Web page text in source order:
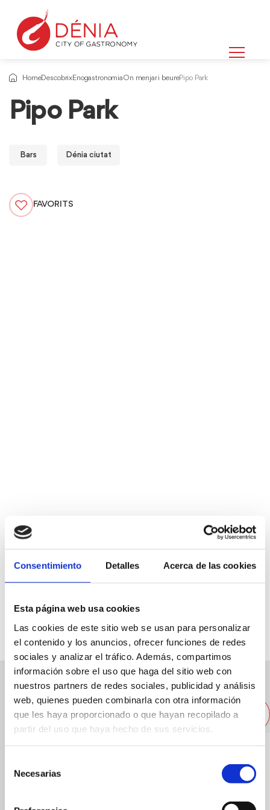
Consentimiento Detalles Acerca de las cookies
Esta página web usa cookies
Las cookies de este sitio web se usan para personalizar
el contenido y los anuncios, ofrecer funciones de redes
sociales y analizar el tráfico. Además, compartimos
información sobre el uso que haga del sitio web con
nuestros partners de redes sociales, publicidad y análisis
web, quienes pueden combinarla con otra información
que les haya proporcionado o que hayan recopilado a
partir del uso que haya hecho de sus servicios.
Necesarias
HomeDescobrixEnogastronomiaOn menjar i beurePipo Park
Pipo Park
Bars Dénia ciutat
FAVORITS
Avda. Joan Fuster, 28a
96 5789294
Altres restaurants pròxims